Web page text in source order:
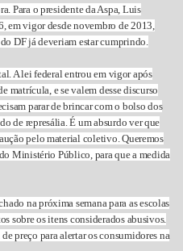
Para o presidente da Aspa, Luis
em vigor desde novembro de 2013,
DF já deveriam estar cumprindo.
A lei federal entrou em vigor após
matrícula, e se valem desse discurso
parar de brincar com o bolso dos
de represália. É um absurdo ver que
pelo material coletivo. Queremos
Ministério Público, para que a medida
na próxima semana para as escolas
sobre os itens considerados abusivos.
preço para alertar os consumidores na